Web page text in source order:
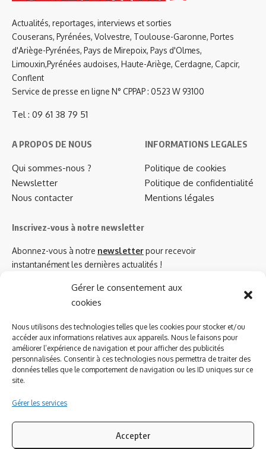
Gérer le consentement aux
cookies
Nous utilisons des technologies telles que les cookies pour stocker et/ou
accéder aux informations relatives aux appareils. Nous le faisons pour
améliorer l’expérience de navigation et pour afficher des publicités
personnalisées. Consentir à ces technologies nous permettra de traiter des
données telles que le comportement de navigation ou les ID uniques sur ce
site.
Gérer les services
Accepter
Actualités, reportages, interviews et sorties
Couserans, Pyrénées, Volvestre, Toulouse-Garonne, Portes
d'Ariège-Pyrénées, Pays de Mirepoix, Pays d'Olmes,
Limouxin,Pyrénées audoises, Haute-Ariège, Cerdagne, Capcir,
Conflent
Service de presse en ligne N° CPPAP : 0523 W 93100
Tel : 09 61 38 79 51
A PROPOS DE NOUS
Qui sommes-nous ?
Newsletter
Nous contacter
INFORMATIONS LEGALES
Politique de cookies
Politique de confidentialité
Mentions légales
Inscrivez-vous à notre newsletter
Abonnez-vous à notre newsletterpour recevoir
instantanément les dernières actualités !
Azinat.com TV soutient